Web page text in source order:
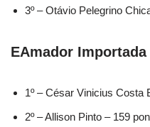
3º – Otávio Pelegrino
EAmador Importada
1º – César Vinicius Costa
2º – Allison Pinto – 159